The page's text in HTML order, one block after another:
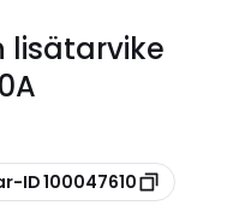
lisätarvike
ID 100047610